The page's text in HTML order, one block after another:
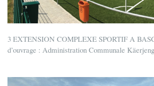
3 EXTENSION COMPLEXE SPORTIF A
d’ouvrage : Administration Communale Käerjeng